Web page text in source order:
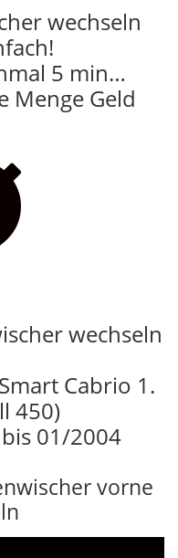
wechseln
5 min…
Menge Geld
wechseln
Cabrio 1.
450)
01/2004
vorne